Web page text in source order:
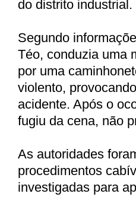
do distrito industrial.
Segundo
Téo, conduzia uma
por uma
violento,
acidente. Após o
fugiu da cena, não
As autoridades
procedimentos
investigadas para